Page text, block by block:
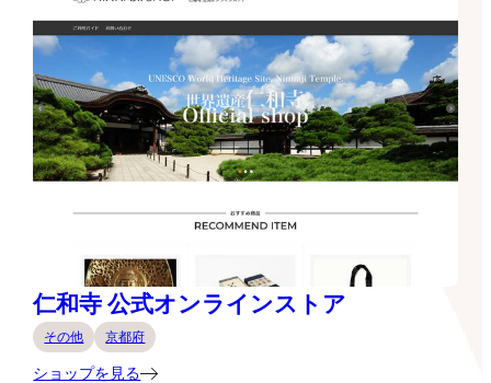
仁和寺 公式オンラインストア
その他 京都府
ショップを見る